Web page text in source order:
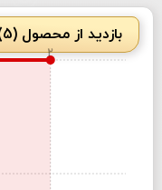
بازدید از محصول (5)
2